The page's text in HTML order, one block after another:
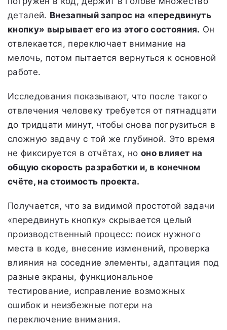
деталей. Внезапный запрос на «передвинуть
кнопку» вырывает его из этого состояния. Он
отвлекается, переключает внимание на
мелочь, потом пытается вернуться к основной
работе.
Исследования показывают, что после такого
отвлечения человеку требуется от пятнадцати
до тридцати минут, чтобы снова погрузиться в
сложную задачу с той же глубиной. Это время
не фиксируется в отчётах, но оно влияет на
общую скорость разработки и, в конечном
счёте, на стоимость проекта.
Получается, что за видимой простотой задачи
«передвинуть кнопку» скрывается целый
производственный процесс: поиск нужного
места в коде, внесение изменений, проверка
влияния на соседние элементы, адаптация под
разные экраны, функциональное
тестирование, исправление возможных
ошибок и неизбежные потери на
переключение внимания.